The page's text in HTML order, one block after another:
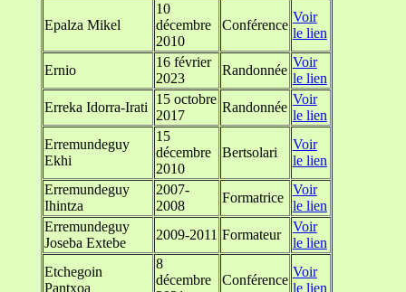
Epalza Mikel
10
décembre
2010
Conférence
Voir
le lien
Ernio
16 février
2023
Randonnée
Voir
le lien
Erreka Idorra-Irati
15 octobre
2017
Randonnée
Voir
le lien
Erremundeguy
Ekhi
15
décembre
2010
Bertsolari
Voir
le lien
Erremundeguy
Ihintza
2007-
2008
Formatrice
Voir
le lien
Erremundeguy
Joseba Extebe
2009-2011 Formateur
Voir
le lien
Etchegoin
Pantxoa
8
décembre
Conférence
Voir
le lien